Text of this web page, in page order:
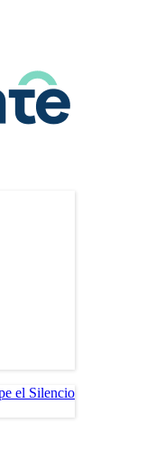
el Silencio